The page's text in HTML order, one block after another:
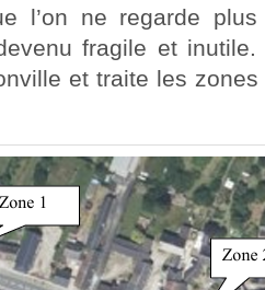
l’on ne regarde
fragile et
et traite les